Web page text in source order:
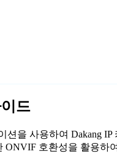
드
션을 사용하여 Dakang
호환성을 활용